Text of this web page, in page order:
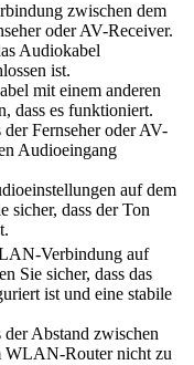
zwischen dem
oder AV-Receiver.
Audiokabel
ist.
mit einem anderen
dass es funktioniert.
der Fernseher oder AV-
Audioeingang
auf dem
sicher, dass der Ton
Verbindung auf
Sie sicher, dass das
ist und eine stabile
der Abstand zwischen
WLAN-Router nicht zu